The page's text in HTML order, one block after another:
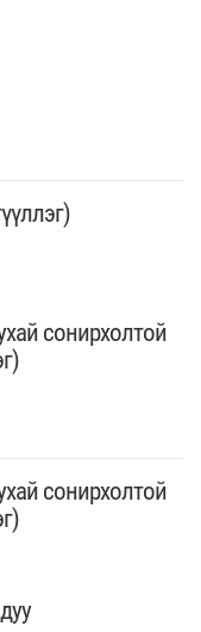
сонирхолтой
сонирхолтой